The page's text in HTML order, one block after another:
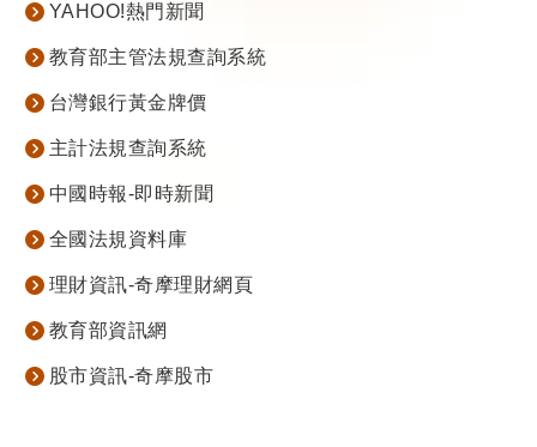
YAHOO!熱門新聞
教育部主管法規查詢系統
台灣銀行黃金牌價
主計法規查詢系統
中國時報-即時新聞
全國法規資料庫
理財資訊-奇摩理財網頁
教育部資訊網
股市資訊-奇摩股市